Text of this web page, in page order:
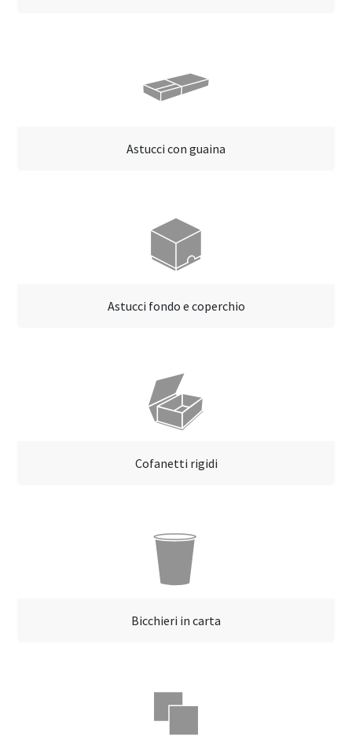
Astucci con guaina
Astucci fondo e coperchio
Cofanetti rigidi
Bicchieri in carta